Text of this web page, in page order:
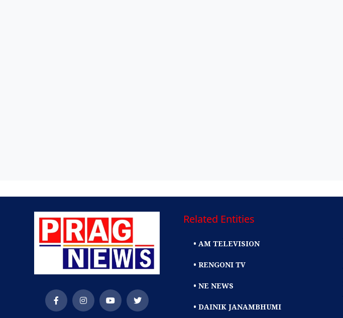
Related Entities
• AM TELEVISION
• RENGONI TV
• NE NEWS
• DAINIK JANAMBHUMI